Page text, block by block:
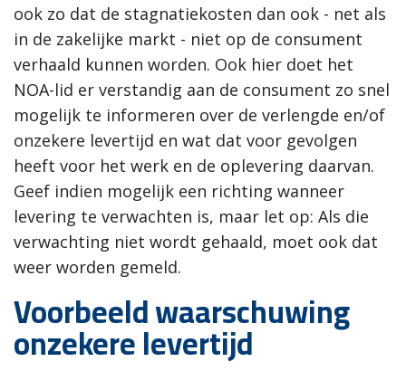
ook zo dat de stagnatiekosten dan ook - net als
in de zakelijke markt - niet op de consument
verhaald kunnen worden. Ook hier doet het
NOA-lid er verstandig aan de consument zo snel
mogelijk te informeren over de verlengde en/of
onzekere levertijd en wat dat voor gevolgen
heeft voor het werk en de oplevering daarvan.
Geef indien mogelijk een richting wanneer
levering te verwachten is, maar let op: Als die
verwachting niet wordt gehaald, moet ook dat
weer worden gemeld.
Voorbeeld waarschuwing
onzekere levertijd